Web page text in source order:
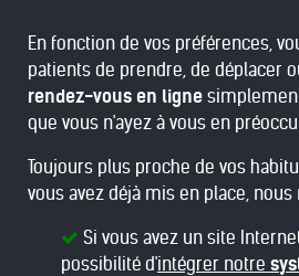
En fonction de vos préférences,
patients de prendre, de déplacer
rendez-vous en ligne
que vous n'ayez à vous en
Toujours plus proche de vos
vous avez déjà mis en place, nous
Si vous avez un site
possibilité d'intégrer notre